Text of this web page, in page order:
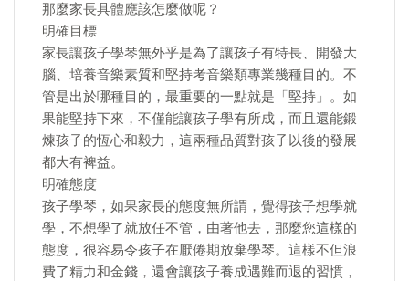
那麼家長具體應該怎麼做呢？
明確目標
家長讓孩子學琴無外乎是為了讓孩子有特長、開發大
腦、培養音樂素質和堅持考音樂類專業幾種目的。不
管是出於哪種目的，最重要的一點就是「堅持」。如
果能堅持下來，不僅能讓孩子學有所成，而且還能鍛
煉孩子的恆心和毅力，這兩種品質對孩子以後的發展
都大有裨益。
明確態度
孩子學琴，如果家長的態度無所謂，覺得孩子想學就
學，不想學了就放任不管，由著他去，那麼您這樣的
態度，很容易令孩子在厭倦期放棄學琴。這樣不但浪
費了精力和金錢，還會讓孩子養成遇難而退的習慣，